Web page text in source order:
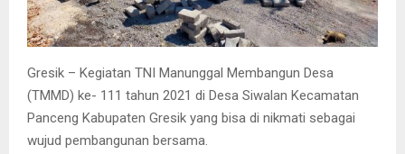
Gresik – Kegiatan TNI Manunggal Membangun Desa
(TMMD) ke- 111 tahun 2021 di Desa Siwalan Kecamatan
Panceng Kabupaten Gresik yang bisa di nikmati sebagai
wujud pembangunan bersama.